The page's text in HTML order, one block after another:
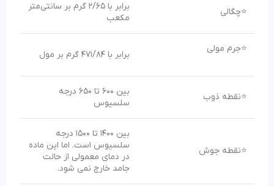
⭐چگالی
برابر با ۲/۶۵ گرم بر سانتی‌متر
مکعب
⭐جرم مولی
برابر با ۴۷۱/۸۴ گرم بر مول
⭐نقطه ذوب
بین ۶۰۰ تا ۶۵۰ درجه
سلسیوس
⭐نقطه جوش
بین ۱۴۰۰ تا ۱۵۰۰ درجه
سلسیوس است. اما این ماده
در دمای معمولی از حالت
جامد خارج نمی شود.